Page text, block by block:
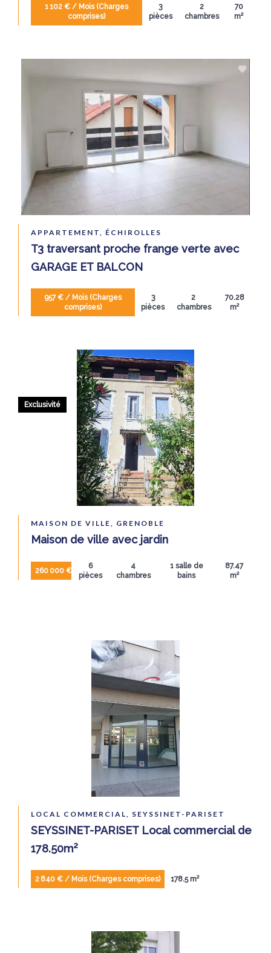
1 102 € / Mois (Charges
comprises)
3
pièces
2
chambres
70
m²
APPARTEMENT, ÉCHIROLLES
T3 traversant proche frange verte avec
GARAGE ET BALCON
957 € / Mois (Charges
comprises)
3
pièces
2
chambres
70.28
m²
MAISON DE VILLE, GRENOBLE
Maison de ville avec jardin
260 000 €
6
pièces
4
chambres
1 salle de
bains
87.47
m²
Exclusivité
LOCAL COMMERCIAL, SEYSSINET-PARISET
SEYSSINET-PARISET Local commercial de
178.50m²
2 840 € / Mois (Charges comprises) 178.5 m²